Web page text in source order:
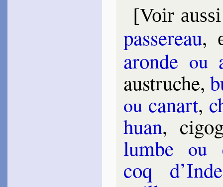
[Voir aussi
pas­se­reau,
aronde ou
aus­truche,
ouca­nart,
huan,
lumbe ou
coq d’Inde